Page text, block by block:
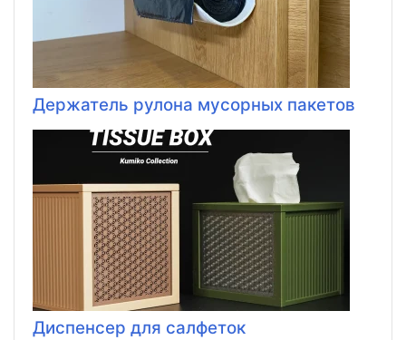
Держатель рулона мусорных пакетов
Диспенсер для салфеток